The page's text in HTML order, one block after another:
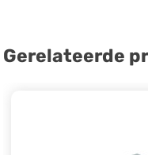
Gerelateerde